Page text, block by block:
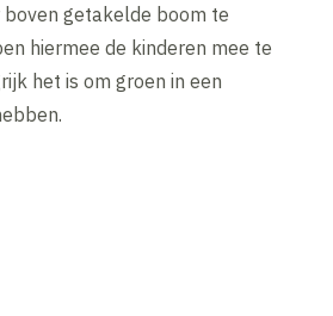
getakelde boom te
hiermee de kinderen mee te
het is om groen in een